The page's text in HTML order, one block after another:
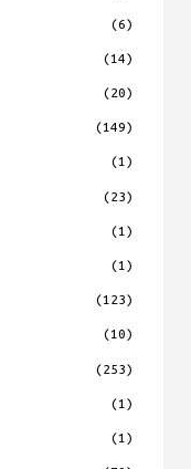
(6)
(14)
(20)
(149)
(1)
(23)
(1)
(1)
(123)
(10)
(253)
(1)
(1)